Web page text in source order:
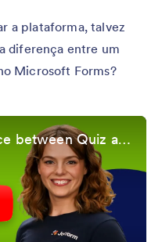
a plataforma, talvez
diferença entre um
Microsoft Forms?
What is the Difference between Quiz and Form in Microsoft Forms?